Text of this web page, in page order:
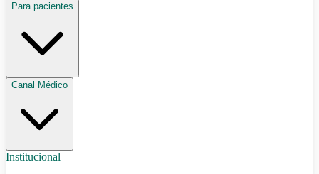
Para pacientes
Canal Médico
Institucional